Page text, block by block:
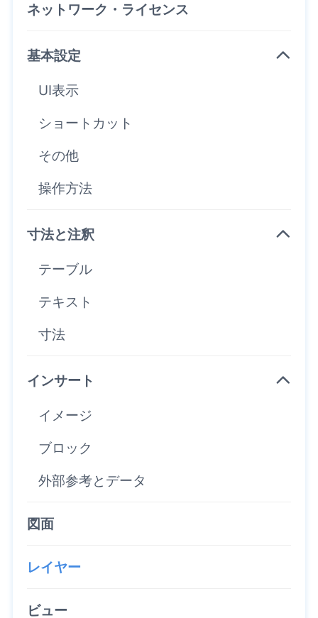
ネットワーク・ライセンス
基本設定
UI表示
ショートカット
その他
操作方法
寸法と注釈
テーブル
テキスト
寸法
インサート
イメージ
ブロック
外部参考とデータ
図面
レイヤー
ビュー